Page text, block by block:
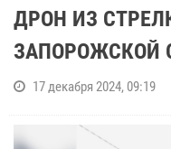
ДРОН ИЗ
ЗАПОРОЖСКОЙ
17 декабря 2024, 09:19